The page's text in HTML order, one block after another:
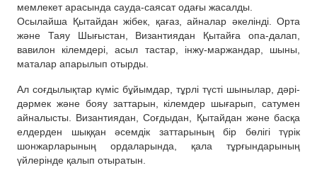
мемлекет арасында сауда-саясат одағы жасалды.
Осылайша Қытайдан жібек, қағаз, айналар әкелінді. Орта
және Таяу Шығыстан, Византиядан Қытайға опа-далап,
вавилон кілемдері, асыл тастар, інжу-маржандар, шыны,
маталар апарылып отырды.
Ал соғдылықтар күміс бұйымдар, тұрлі түсті шынылар, дәрі-
дәрмек және бояу заттарын, кілемдер шығарып, сатумен
айналысты. Византиядан, Соғдыдан, Қытайдан және басқа
елдерден шыққан әсемдік заттарының бір бөлігі түрік
шонжарларының ордаларында, қала тұрғындарының
үйлерінде қалып отыратын.